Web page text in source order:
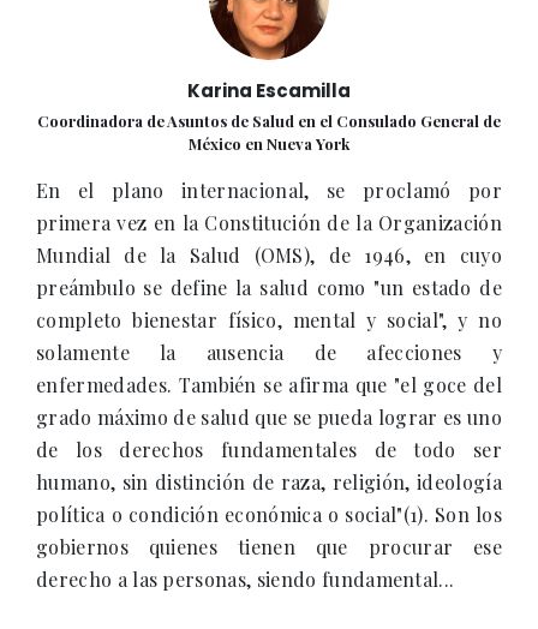
Karina Escamilla
Coordinadora de Asuntos de Salud en el Consulado General de
México en Nueva York
En el plano internacional, se proclamó por
primera vez en la Constitución de la Organización
Mundial de la Salud (OMS), de 1946, en cuyo
preámbulo se define la salud como "un estado de
completo bienestar físico, mental y social", y no
solamente la ausencia de afecciones y
enfermedades. También se afirma que "el goce del
grado máximo de salud que se pueda lograr es uno
de los derechos fundamentales de todo ser
humano, sin distinción de raza, religión, ideología
política o condición económica o social"(1). Son los
gobiernos quienes tienen que procurar ese
derecho a las personas, siendo fundamental...